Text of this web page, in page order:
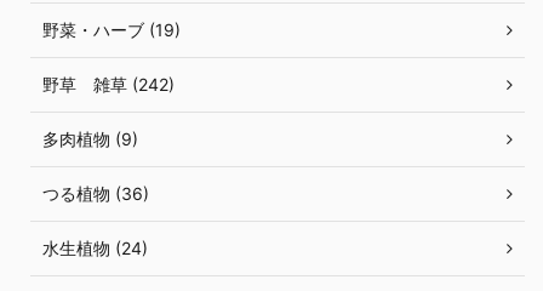
野菜・ハーブ (19)
野草 雑草 (242)
多肉植物 (9)
つる植物 (36)
水生植物 (24)